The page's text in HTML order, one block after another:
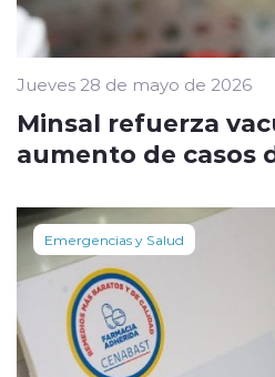
Jueves 28 de mayo de 2026
Minsal refuerza
aumento de casos
Emergencias y Salud